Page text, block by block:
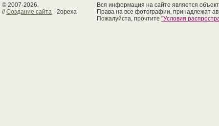
© 2007-2026.
//Создание сайта - 2opexa
Вся информация на сайте является
Права на все фотографии, принадлежат
Пожалуйста, прочтите "Условия